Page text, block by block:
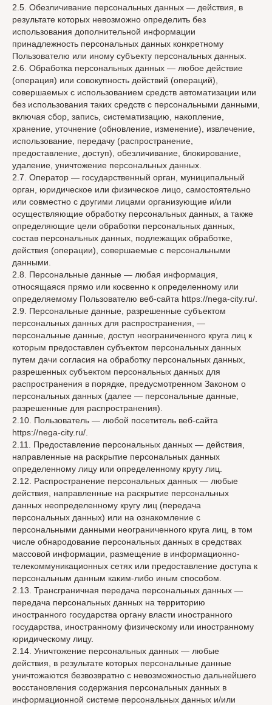
2.5. Обезличивание персональных данных — действия, в
результате которых невозможно определить без
использования дополнительной информации
принадлежность персональных данных конкретному
Пользователю или иному субъекту персональных данных.
2.6. Обработка персональных данных — любое действие
(операция) или совокупность действий (операций),
совершаемых с использованием средств автоматизации или
без использования таких средств с персональными данными,
включая сбор, запись, систематизацию, накопление,
хранение, уточнение (обновление, изменение), извлечение,
использование, передачу (распространение,
предоставление, доступ), обезличивание, блокирование,
удаление, уничтожение персональных данных.
2.7. Оператор — государственный орган, муниципальный
орган, юридическое или физическое лицо, самостоятельно
или совместно с другими лицами организующие и/или
осуществляющие обработку персональных данных, а также
определяющие цели обработки персональных данных,
состав персональных данных, подлежащих обработке,
действия (операции), совершаемые с персональными
данными.
2.8. Персональные данные — любая информация,
относящаяся прямо или косвенно к определенному или
определяемому Пользователю веб-сайта https://nega-city.ru/.
2.9. Персональные данные, разрешенные субъектом
персональных данных для распространения, —
персональные данные, доступ неограниченного круга лиц к
которым предоставлен субъектом персональных данных
путем дачи согласия на обработку персональных данных,
разрешенных субъектом персональных данных для
распространения в порядке, предусмотренном Законом о
персональных данных (далее — персональные данные,
разрешенные для распространения).
2.10. Пользователь — любой посетитель веб-сайта
https://nega-city.ru/.
2.11. Предоставление персональных данных — действия,
направленные на раскрытие персональных данных
определенному лицу или определенному кругу лиц.
2.12. Распространение персональных данных — любые
действия, направленные на раскрытие персональных
данных неопределенному кругу лиц (передача
персональных данных) или на ознакомление с
персональными данными неограниченного круга лиц, в том
числе обнародование персональных данных в средствах
массовой информации, размещение в информационно-
телекоммуникационных сетях или предоставление доступа к
персональным данным каким-либо иным способом.
2.13. Трансграничная передача персональных данных —
передача персональных данных на территорию
иностранного государства органу власти иностранного
государства, иностранному физическому или иностранному
юридическому лицу.
2.14. Уничтожение персональных данных — любые
действия, в результате которых персональные данные
уничтожаются безвозвратно с невозможностью дальнейшего
восстановления содержания персональных данных в
информационной системе персональных данных и/или